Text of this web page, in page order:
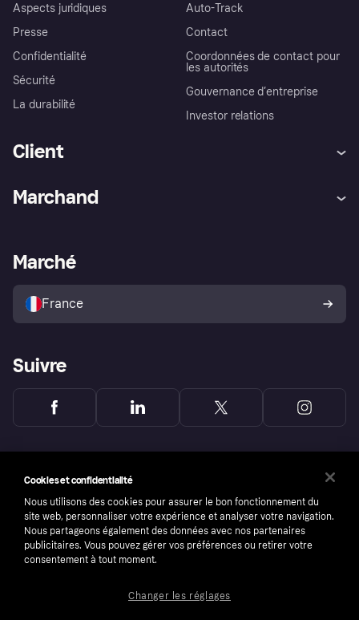
Aspects juridiques
Presse
Confidentialité
Sécurité
La durabilité
Auto-Track
Contact
Coordonnées de contact pour
les autorités
Gouvernance d’entreprise
Investor relations
Client
Explorez les magasins
Politique de protection de
l’acheteur Klarna
Marchand
Portail Marchand
Marché
France
Suivre
Cookies et confidentialité
Nous utilisons des cookies pour assurer le bon fonctionnement du
site web, personnaliser votre expérience et analyser votre navigation.
Nous partageons également des données avec nos partenaires
publicitaires. Vous pouvez gérer vos préférences ou retirer votre
consentement à tout moment.
Changer les réglages